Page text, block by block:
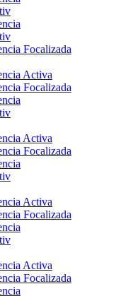
Focalizada
Activa
Focalizada
Activa
Focalizada
Activa
Focalizada
Activa
Focalizada